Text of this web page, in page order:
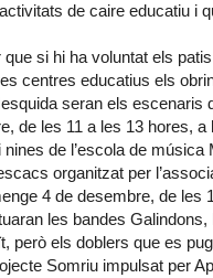
de caire educatiu i
si hi ha voluntat els
centres educatius els
seran els
de les 11 a les 13 hores,
de l’escola de
organitzat per
4 de desembre, de les
les bandes
però els doblers que es
Somriu impulsat per